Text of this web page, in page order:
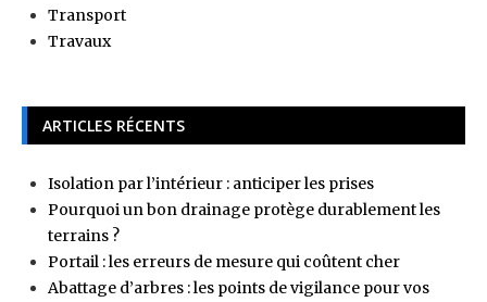
Transport
Travaux
ARTICLES RÉCENTS
Isolation par l’intérieur : anticiper les prises
Pourquoi un bon drainage protège durablement les
terrains ?
Portail : les erreurs de mesure qui coûtent cher
Abattage d’arbres : les points de vigilance pour vos